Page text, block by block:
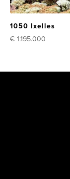
1050 Ixelles
€ 1.195.000